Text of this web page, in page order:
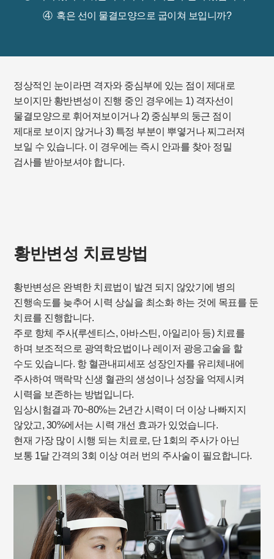
④ 혹은 선이 물결모양으로 굽이쳐 보입니까?
정상적인 눈이라면 격자와 중심부에 있는 점이 제대로
보이지만 황반변성이 진행 중인 경우에는 1) 격자선이
물결모양으로 휘어져보이거나 2) 중심부의 둥근 점이
제대로 보이지 않거나 3) 특정 부분이 뿌옇거나 찌그러져
보일 수 있습니다. 이 경우에는 즉시 안과를 찾아 정밀
검사를 받아보셔야 합니다.
황반변성 치료방법
황반변성은 완벽한 치료법이 발견 되지 않았기에 병의
진행속도를 늦추어 시력 상실을 최소화 하는 것에 목표를 둔
치료를 진행합니다.
주로 항체 주사(루센티스, 아바스틴, 아일리아 등) 치료를
하며 보조적으로 광역학요법이나 레이저 광응고술을 할
수도 있습니다. 항 혈관내피세포 성장인자를 유리체내에
주사하여 맥락막 신생 혈관의 생성이나 성장을 억제시켜
시력을 보존하는 방법입니다.
임상시험결과 70~80%는 2년간 시력이 더 이상 나빠지지
않았고, 30%에서는 시력 개선 효과가 있었습니다.
현재 가장 많이 시행 되는 치료로, 단 1회의 주사가 아닌
보통 1달 간격의 3회 이상 여러 번의 주사술이 필요합니다.